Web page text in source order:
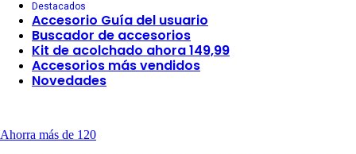
Destacados
Accesorio Guía del usuario
Buscador de accesorios
Kit de acolchado ahora 149,99
Accesorios más vendidos
Novedades
Ahorra más de 120